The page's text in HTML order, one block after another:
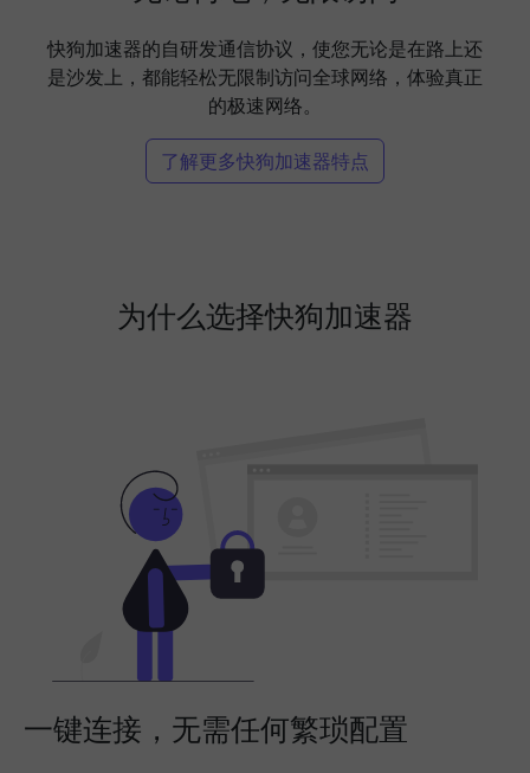
快狗加速器的自研发通信协议，使您无论是在路上还
是沙发上，都能轻松无限制访问全球网络，体验真正
的极速网络。
了解更多快狗加速器特点
为什么选择快狗加速器
一键连接，无需任何繁琐配置